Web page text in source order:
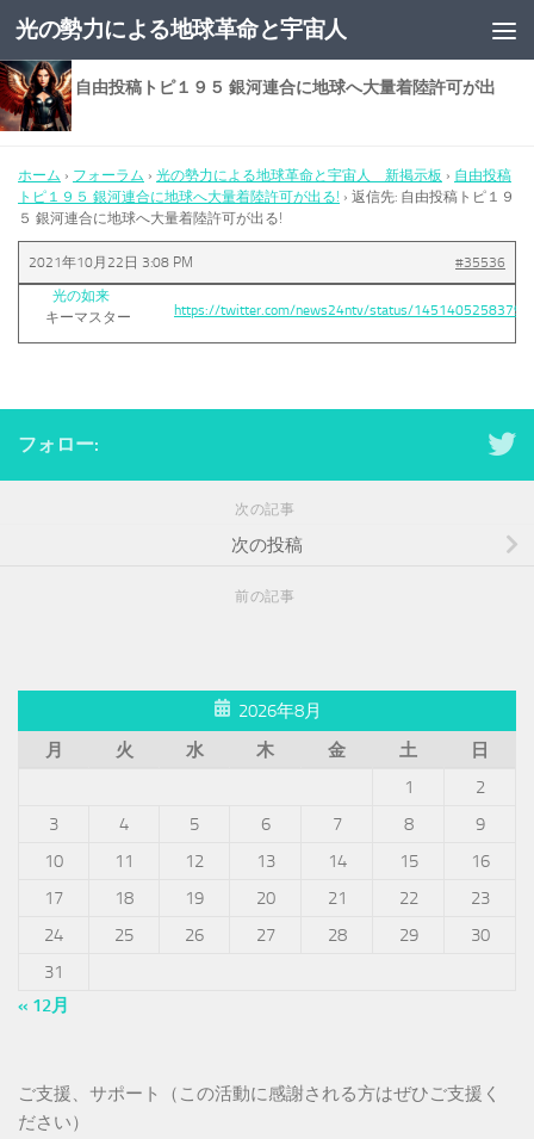
コンテンツへスキップ
光の勢力による地球革命と宇宙人
返信先: 自由投稿トピ１９５ 銀河連合に地球へ大量着陸許可が出
る!
ホーム › フォーラム › 光の勢力による地球革命と宇宙人 新掲示板 › 自由投稿
トピ１９５ 銀河連合に地球へ大量着陸許可が出る! › 返信先: 自由投稿トピ１９
５ 銀河連合に地球へ大量着陸許可が出る!
2021年10月22日 3:08 PM
#35536
光の如来
キーマスター
https://twitter.com/news24ntv/status/
フォロー:
次の記事
次の投稿
前の記事
2026年8月
月
火 水 木 金 土
日
1
2
3
4 5 6 7 8
9
10
11 12 13 14 15
16
17
18 19 20 21 22
23
24
25 26 27 28 29
30
31
« 12月
ご支援、サポート（この活動に感謝される方はぜひご支援く
ださい）